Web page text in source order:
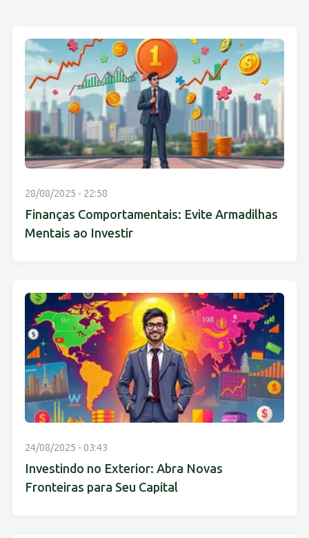
28/08/2025 - 22:58
Finanças Comportamentais: Evite Armadilhas
Mentais ao Investir
24/08/2025 - 03:43
Investindo no Exterior: Abra Novas
Fronteiras para Seu Capital